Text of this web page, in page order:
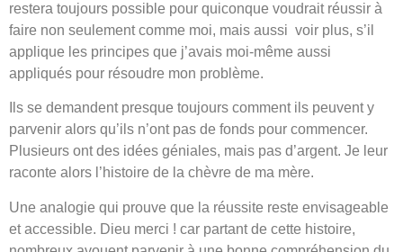
restera toujours possible pour quiconque voudrait réussir à
faire non seulement comme moi, mais aussi voir plus, s’il
applique les principes que j’avais moi-même aussi
appliqués pour résoudre mon problème.
Ils se demandent presque toujours comment ils peuvent y
parvenir alors qu’ils n’ont pas de fonds pour commencer.
Plusieurs ont des idées géniales, mais pas d’argent. Je leur
raconte alors l’histoire de la chèvre de ma mère.
Une analogie qui prouve que la réussite reste envisageable
et accessible. Dieu merci ! car partant de cette histoire,